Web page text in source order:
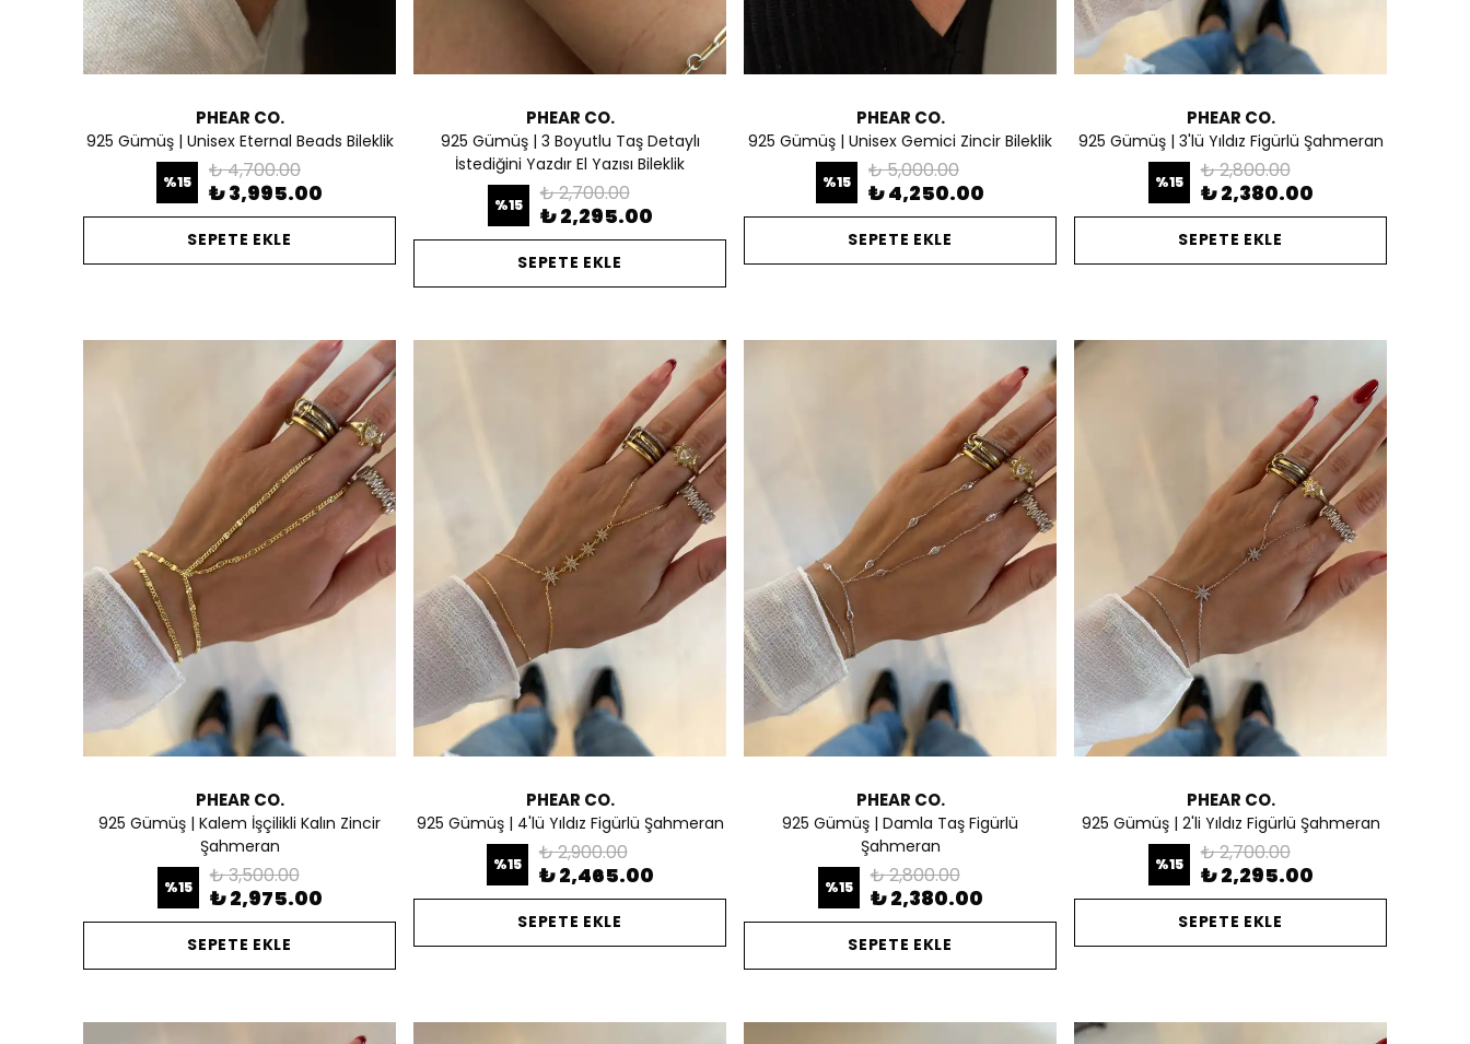
PHEAR CO.
925 Gümüş | Unisex Eternal Beads Bileklik
%15 ₺ 4,700.00
₺ 3,995.00
SEPETE EKLE
PHEAR CO.
925 Gümüş | 3 Boyutlu Taş Detaylı
İstediğini Yazdır El Yazısı Bileklik
%15 ₺ 2,700.00
₺ 2,295.00
SEPETE EKLE
PHEAR CO.
925 Gümüş | Unisex Gemici Zincir Bileklik
%15 ₺ 5,000.00
₺ 4,250.00
SEPETE EKLE
PHEAR CO.
925 Gümüş | 3'lü Yıldız Figürlü Şahmeran
%15 ₺ 2,800.00
₺ 2,380.00
SEPETE EKLE
PHEAR CO.
925 Gümüş | Kalem İşçilikli Kalın Zincir
Şahmeran
%15 ₺ 3,500.00
₺ 2,975.00
SEPETE EKLE
PHEAR CO.
925 Gümüş | 4'lü Yıldız Figürlü Şahmeran
%15 ₺ 2,900.00
₺ 2,465.00
SEPETE EKLE
PHEAR CO.
925 Gümüş | Damla Taş Figürlü
Şahmeran
%15 ₺ 2,800.00
₺ 2,380.00
SEPETE EKLE
PHEAR CO.
925 Gümüş | 2'li Yıldız Figürlü Şahmeran
%15 ₺ 2,700.00
₺ 2,295.00
SEPETE EKLE